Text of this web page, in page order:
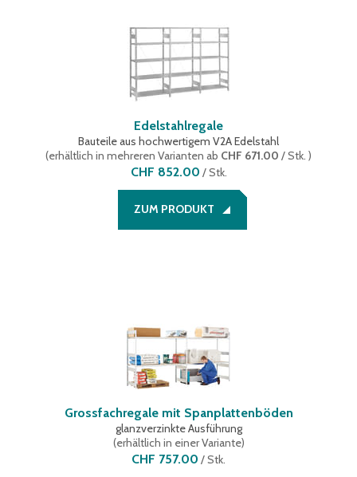
Edelstahlregale
Bauteile aus hochwertigem V2A Edelstahl
(erhältlich in mehreren Varianten ab CHF 671.00 / Stk. )
CHF 852.00 /Stk.
ZUM PRODUKT
Grossfachregale mit Spanplattenböden
glanzverzinkte Ausführung
(erhältlich in einer Variante)
CHF 757.00 /Stk.